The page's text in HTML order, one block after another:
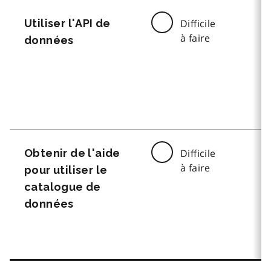
Utiliser l'API de
données
Difficile
à faire
Obtenir de l'aide
pour utiliser le
catalogue de
données
Difficile
à faire